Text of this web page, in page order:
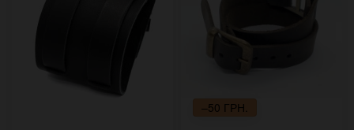
–50 ГРН.